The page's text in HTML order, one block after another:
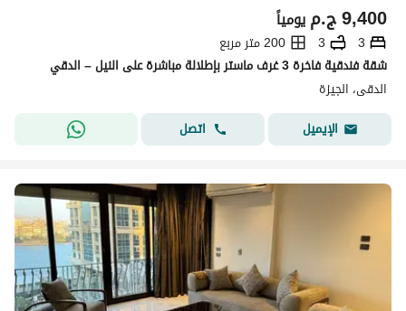
ج.م9,400 يومياً
3
3
200 متر مربع
شقة فندقية فاخرة 3 غرف ماستر بإطلالة مباشرة على النيل – الدقي
الدقى، الجيزة
الإيميل
اتصل